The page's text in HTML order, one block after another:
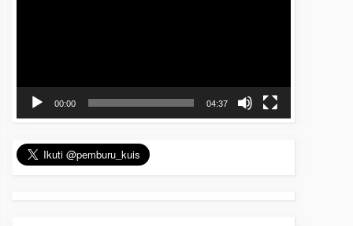
00:00 04:37